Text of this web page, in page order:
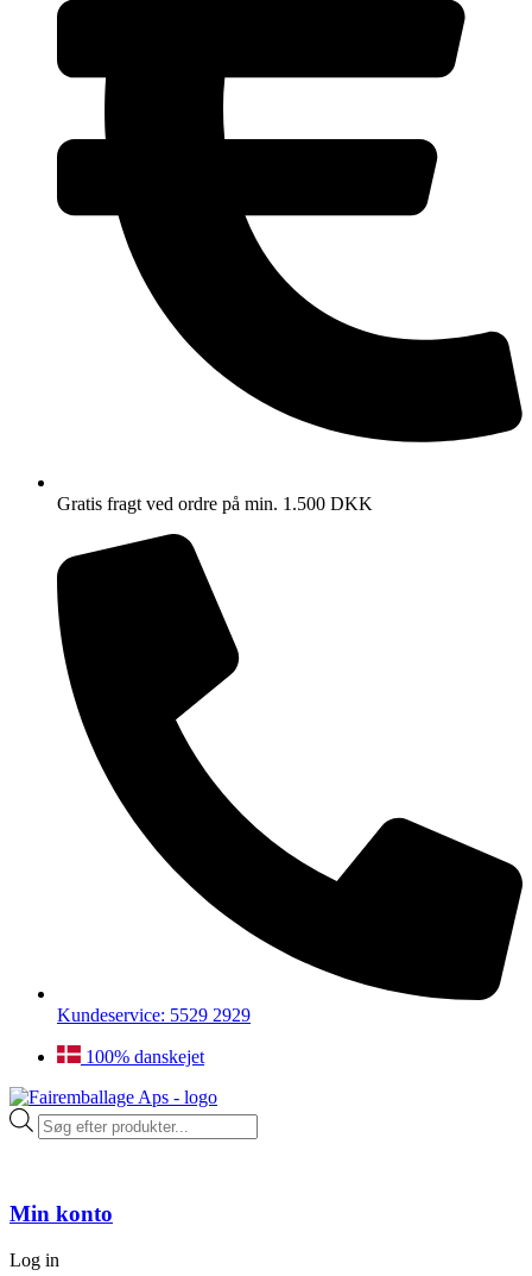
Gratis fragt ved ordre på min. 1.500 DKK
Kundeservice: 5529 2929
100% danskejet
Products
search
Min konto
Log in